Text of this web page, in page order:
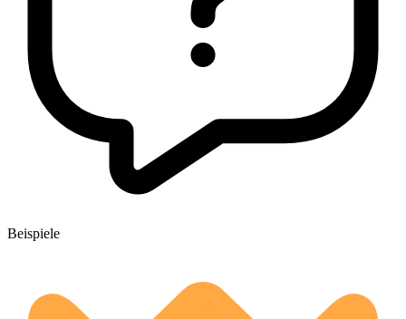
Beispiele